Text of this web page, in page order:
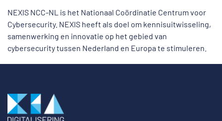
NEXIS NCC-NL is het Nationaal Coördinatie Centrum voor
Cybersecurity. NEXIS heeft als doel om kennisuitwisseling,
samenwerking en innovatie op het gebied van
cybersecurity tussen Nederland en Europa te stimuleren.